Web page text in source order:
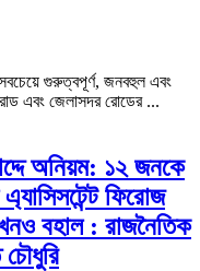
সবচেয়ে গুরুত্বপূর্ণ, জনবহুল এবং
এবং জেলাসদর রোডের ...
অনিয়ম: ১২ জনকে
ফিরোজ
বহাল : রাজনৈতিক